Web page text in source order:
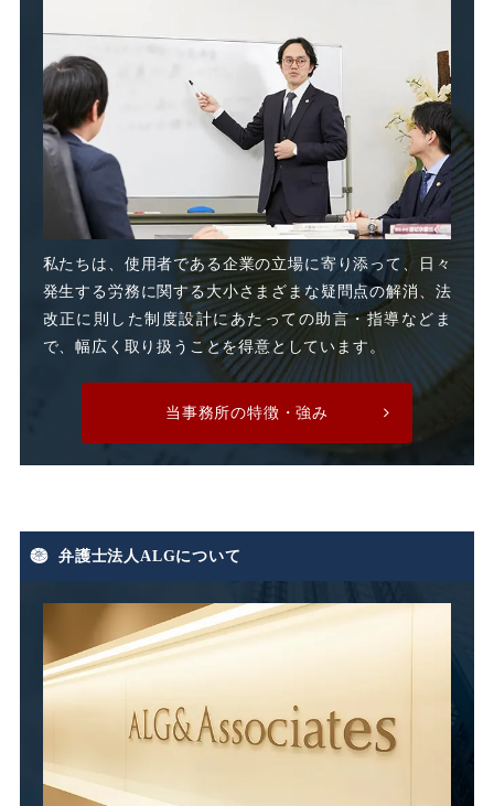
私たちは、使用者である企業の立場に寄り添って、日々
発生する労務に関する大小さまざまな疑問点の解消、法
改正に則した制度設計にあたっての助言・指導などま
で、幅広く取り扱うことを得意としています。
当事務所の特徴・強み
弁護士法人ALGについて